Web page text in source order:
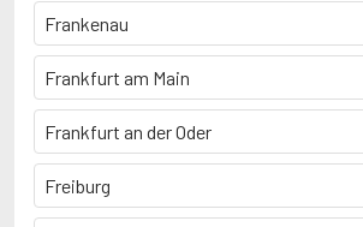
Frankenau
Frankfurt am Main
Frankfurt an der Oder
Freiburg